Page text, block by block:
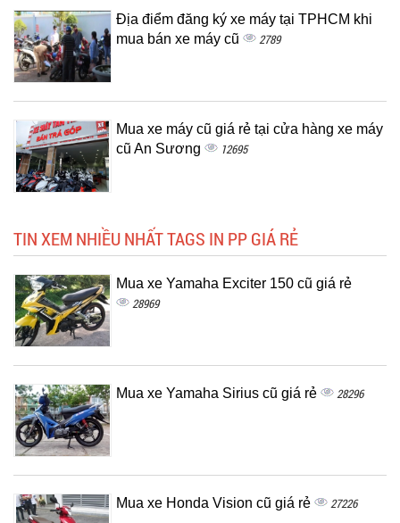
Địa điểm đăng ký xe máy tại TPHCM khi
mua bán xe máy cũ
2789
Mua xe máy cũ giá rẻ tại cửa hàng xe máy
cũ An Sương
12695
TIN XEM NHIỀU NHẤT TAGS IN PP GIÁ RẺ
Mua xe Yamaha Exciter 150 cũ giá rẻ
28969
Mua xe Yamaha Sirius cũ giá rẻ 28296
Mua xe Honda Vision cũ giá rẻ 27226